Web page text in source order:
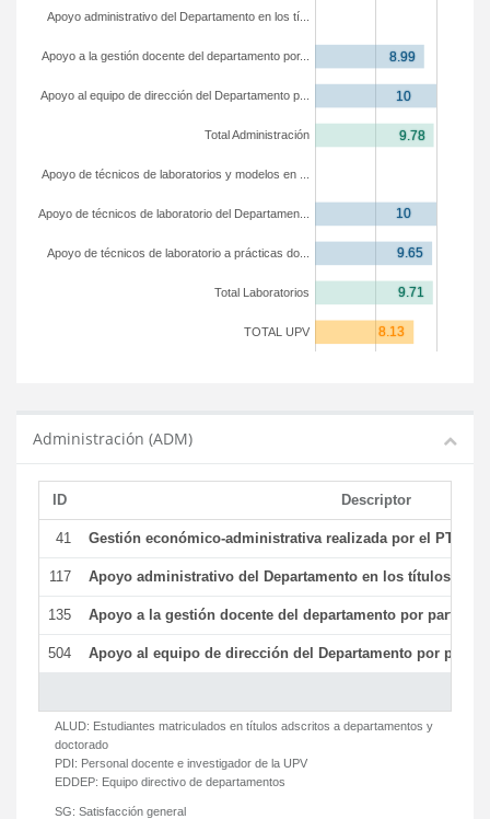
TOTAL UPV
Total Laboratorios
Apoyo de técnicos de laboratorio a prácticas do...
Apoyo de técnicos de laboratorio del Departamen...
Apoyo de técnicos de laboratorios y modelos en ...
Total Administración
Apoyo al equipo de dirección del Departamento p...
Apoyo a la gestión docente del departamento por...
Apoyo administrativo del Departamento en los tí...
Administración (ADM)
ID Descriptor
41 Gestión económico-administrativa realizada por el PTGAS
117 Apoyo administrativo del Departamento en los títulos de
135 Apoyo a la gestión docente del departamento por parte
504 Apoyo al equipo de dirección del Departamento por parte
ALUD: Estudiantes matriculados en títulos adscritos a departamentos y
doctorado
PDI: Personal docente e investigador de la UPV
EDDEP: Equipo directivo de departamentos
SG: Satisfacción general